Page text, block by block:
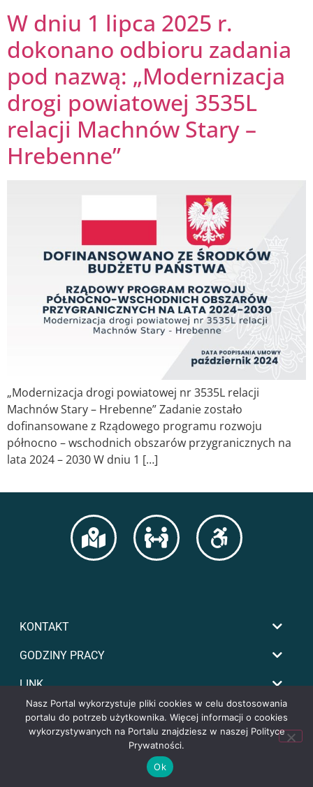
W dniu 1 lipca 2025 r.
dokonano odbioru zadania
pod nazwą: „Modernizacja
drogi powiatowej 3535L
relacji Machnów Stary –
Hrebenne”
„Modernizacja drogi powiatowej nr 3535L relacji
Machnów Stary – Hrebenne” Zadanie zostało
dofinansowane z Rządowego programu rozwoju
północno – wschodnich obszarów przygranicznych na
lata 2024 – 2030 W dniu 1 […]
kupiony pojazd - zarówno nowy z
KONTAKT
GODZINY PRACY
LINK
Copyright by powiat-tomaszowski.com.pl
Nasz Portal wykorzystuje pliki cookies w celu dostosowania
portalu do potrzeb użytkownika. Więcej informacji o cookies
wykorzystywanych na Portalu znajdziesz w naszej Polityce
Prywatności.
Ok